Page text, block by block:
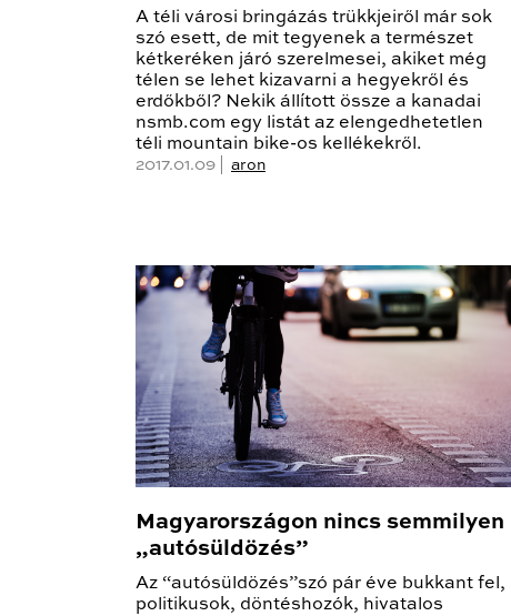
A téli városi bringázás trükkjeiről már sok
szó esett, de mit tegyenek a természet
kétkeréken járó szerelmesei, akiket még
télen se lehet kizavarni a hegyekről és
erdőkből? Nekik állított össze a kanadai
nsmb.com egy listát az elengedhetetlen
téli mountain bike-os kellékekről.
2017.01.09 | aron
Magyarországon nincs semmilyen
„autósüldözés”
Az “autósüldözés”szó pár éve bukkant fel,
politikusok, döntéshozók, hivatalos